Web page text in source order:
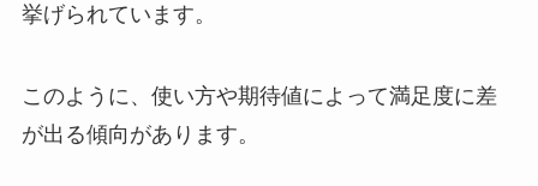
挙げられています。
このように、使い方や期待値によって満足度に差
が出る傾向があります。